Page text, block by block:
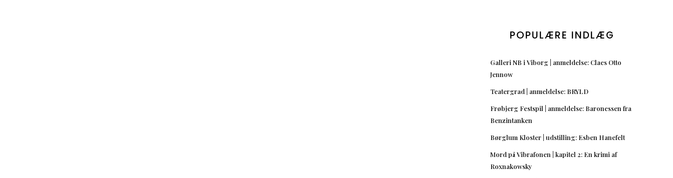
POPULÆRE INDLÆG
Galleri NB i Viborg | anmeldelse: Claes Otto
Jennow
Teatergrad | anmeldelse: BRYLD
Frøbjerg Festspil | anmeldelse: Baronessen fra
Benzintanken
Børglum Kloster | udstilling: Esben Hanefelt
Mord på Vibrafonen | kapitel 2: En krimi af
Roxnakowsky